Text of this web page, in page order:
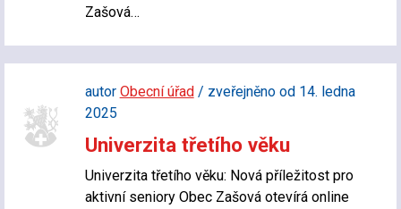
Zašová…
autor Obecní úřad/ zveřejněno od 14. ledna
2025
Univerzita třetího věku
Univerzita třetího věku: Nová příležitost pro
aktivní seniory Obec Zašová otevírá online